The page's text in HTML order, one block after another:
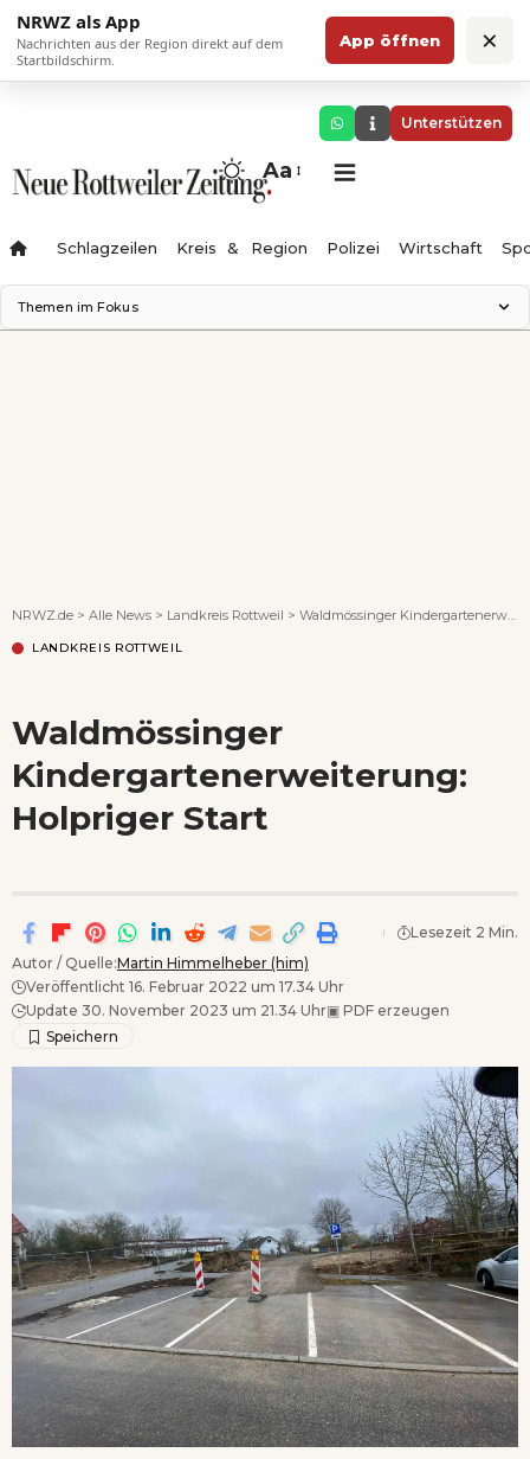
NRWZ als App
Nachrichten aus der Region direkt auf dem
Startbildschirm.
App öffnen ×
Unterstützen
Aa
Schlagzeilen Kreis & Region Polizei Wirtschaft
Themen im Fokus
NRWZ.de > Alle News > Landkreis Rottweil > Waldmössinger Kindergartenerweiterung: Holpriger Start
LANDKREIS ROTTWEIL
Waldmössinger
Kindergartenerweiterung:
Holpriger Start
Autor / Quelle:Martin Himmelheber (him)
Veröffentlicht 16. Februar 2022 um 17.34 Uhr
Update 30. November 2023 um 21.34 Uhr▣ PDF erzeugen
Lesezeit 2 Min.